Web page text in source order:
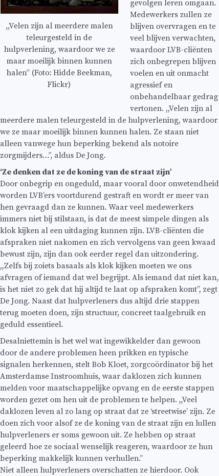
,,Velen zijn al meerdere malen
teleurgesteld in de
hulpverlening, waardoor we ze
maar moeilijk binnen kunnen
halen” (Foto: Hidde Beekman,
Flickr)
gevolgen leren omgaan.
Medewerkers zullen ze
blijven overvragen en te
veel blijven verwachten,
waardoor LVB-cliënten
zich onbegrepen blijven
voelen en uit onmacht
agressief en
onbehandelbaar gedrag
vertonen. ,,Velen zijn al
meerdere malen teleurgesteld in de hulpverlening, waardoor
we ze maar moeilijk binnen kunnen halen. Ze staan niet
alleen vanwege hun beperking bekend als notoire
zorgmijders…’’, aldus De Jong.
‘Ze denken dat ze de koning van de straat zijn’
Door onbegrip en ongeduld, maar vooral door onwetendheid
worden LVB’ers voortdurend gestraft en wordt er meer van
hen gevraagd dan ze kunnen. Waar veel medewerkers
immers niet bij stilstaan, is dat de meest simpele dingen als
klok kijken al een uitdaging kunnen zijn. LVB-cliënten die
afspraken niet nakomen en zich vervolgens van geen kwaad
bewust zijn, zijn dan ook eerder regel dan uitzondering.
,,Zelfs bij zoiets basaals als klok kijken moeten we ons
afvragen of iemand dat wel begrijpt. Als iemand dat niet kan,
is het niet zo gek dat hij altijd te laat op afspraken komt’’, zegt
De Jong. Naast dat hulpverleners dus altijd drie stappen
terug moeten doen, zijn structuur, concreet taalgebruik en
geduld essentieel.
Desalniettemin is het wel wat ingewikkelder dan gewoon
door de andere problemen heen prikken en typische
signalen herkennen, stelt Bob Kloet, zorgcoördinator bij het
Amsterdamse Instroomhuis, waar daklozen zich kunnen
melden voor maatschappelijke opvang en de eerste stappen
worden gezet om hen uit de problemen te helpen. ,,Veel
daklozen leven al zo lang op straat dat ze ‘streetwise’ zijn. Ze
doen zich voor alsof ze de koning van de straat zijn en lullen
hulpverleners er soms gewoon uit. Ze hebben op straat
geleerd hoe ze sociaal wenselijk reageren, waardoor ze hun
beperking makkelijk kunnen verhullen.’’
Niet alleen hulpverleners overschatten ze hierdoor. Ook